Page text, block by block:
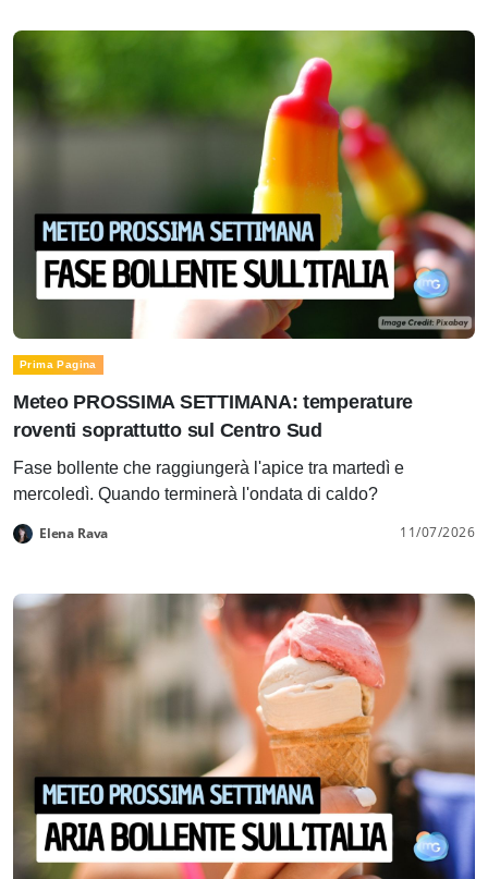
Prima Pagina
Meteo PROSSIMA SETTIMANA: temperature
roventi soprattutto sul Centro Sud
Fase bollente che raggiungerà l'apice tra martedì e
mercoledì. Quando terminerà l'ondata di caldo?
Elena Rava 11/07/2026